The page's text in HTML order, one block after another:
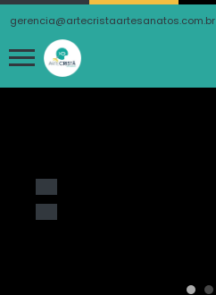
gerencia@artecristaartesanatos.com.br